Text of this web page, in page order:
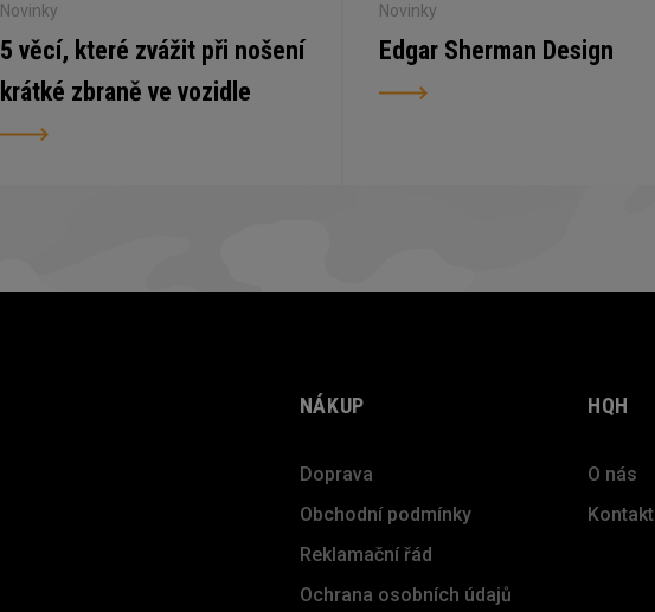
Novinky
5 věcí, které zvážit při nošení
krátké zbraně ve vozidle
Novinky
Edgar Sherman Design
NÁKUP
Doprava
Obchodní podmínky
Reklamační řád
Ochrana osobních údajů
HQH
O nás
Kontakt